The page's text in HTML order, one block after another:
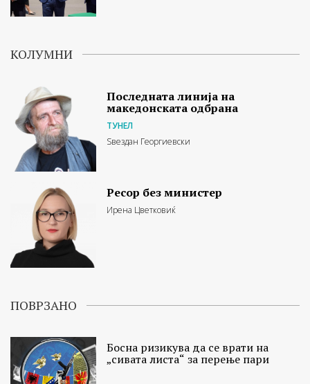
КОЛУМНИ
Последната линија на
македонската одбрана
ТУНЕЛ
Ѕвездан Георгиевски
Ресор без министер
Ирена Цветковиќ
ПОВРЗАНО
Босна ризикува да се врати на
„сивата листа“ за перење пари